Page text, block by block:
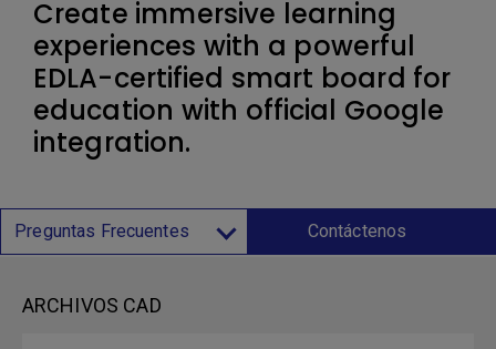
Create immersive learning
experiences with a powerful
EDLA-certified smart board for
education with official Google
integration.
Preguntas Frecuentes Contáctenos
ARCHIVOS CAD